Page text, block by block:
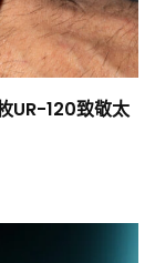
UR-120致敬太